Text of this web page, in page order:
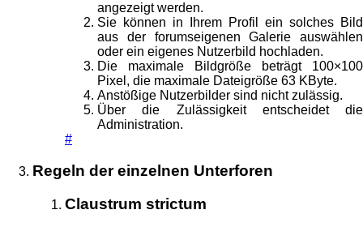
angezeigt werden.
Sie können in Ihrem Profil ein solches Bild
aus der forumseigenen Galerie auswählen
oder ein eigenes Nutzerbild hochladen.
Die maximale Bildgröße beträgt 100×100
Pixel, die maximale Dateigröße 63 KByte.
Anstößige Nutzerbilder sind nicht zulässig.
Über die Zulässigkeit entscheidet die
Administration.
#
Regeln der einzelnen Unterforen
Claustrum strictum